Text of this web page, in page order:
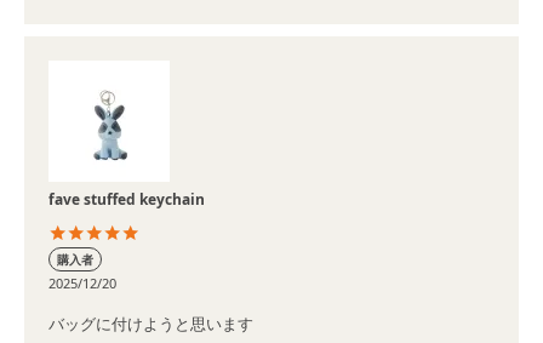
fave stuffed keychain
購入者
2025/12/20
バッグに付けようと思います